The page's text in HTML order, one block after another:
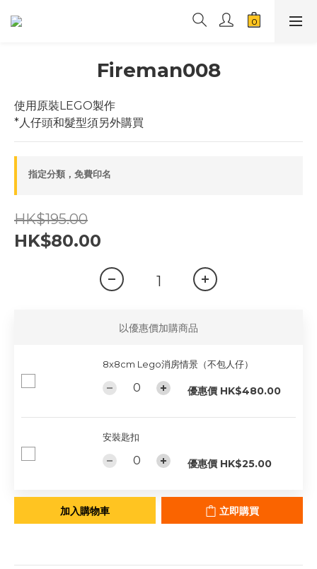
Fireman008
使用原裝LEGO製作
*人仔頭和髮型須另外購買
指定分類，免費印名
HK$195.00
HK$80.00
以優惠價加購商品
8x8cm Lego消房情景（不包人仔）
優惠價 HK$480.00
安裝匙扣
優惠價 HK$25.00
加入購物車 立即購買